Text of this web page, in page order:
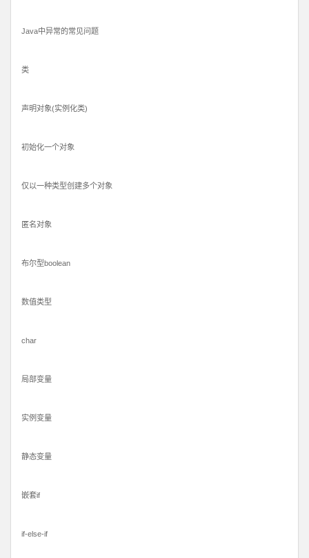
Java中异常的常见问题
类
声明对象(实例化类)
初始化一个对象
仅以一种类型创建多个对象
匿名对象
布尔型boolean
数值类型
char
局部变量
实例变量
静态变量
嵌套if
if-else-if